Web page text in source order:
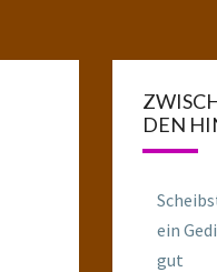
DEN
ein
gut